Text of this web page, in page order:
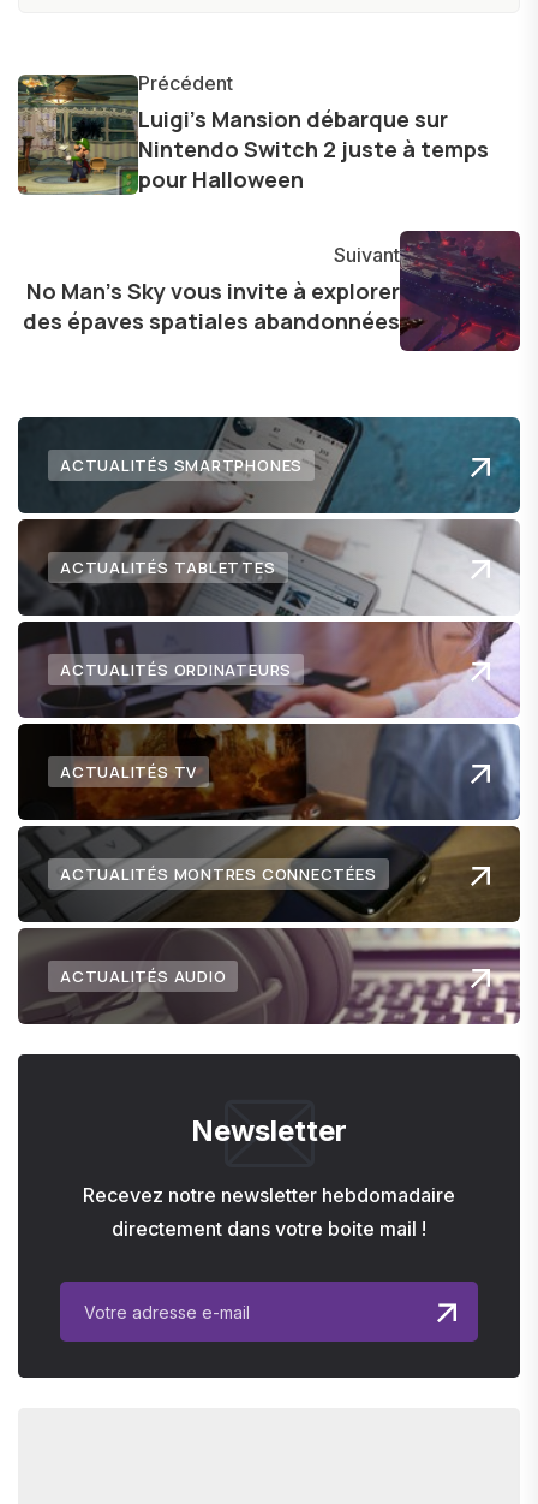
et bien d'autres gadgets technologiques. Armé
d'une curiosité insatiable, j'aime dévoiler les
dernières tendances et innovations, partageant
avec enthousiasme mes découvertes avec la
l'exploration constante des frontières de la
technologie me permet de présenter aux
lecteurs un aperçu captivant de ce que le futur
Précédent
Luigi's Mansion débarque sur
Nintendo Switch 2 juste à temps
pour Halloween
Suivant
No Man's Sky vous invite à explorer
des épaves spatiales abandonnées
ACTUALITÉS SMARTPHONES
ACTUALITÉS TABLETTES
ACTUALITÉS ORDINATEURS
ACTUALITÉS TV
ACTUALITÉS MONTRES CONNECTÉES
ACTUALITÉS AUDIO
Newsletter
Recevez notre newsletter hebdomadaire
directement dans votre boite mail !